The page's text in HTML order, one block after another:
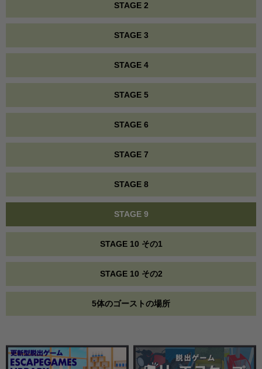
STAGE 2
STAGE 3
STAGE 4
STAGE 5
STAGE 6
STAGE 7
STAGE 8
STAGE 9
STAGE 10 その1
STAGE 10 その2
5体のゴーストの場所